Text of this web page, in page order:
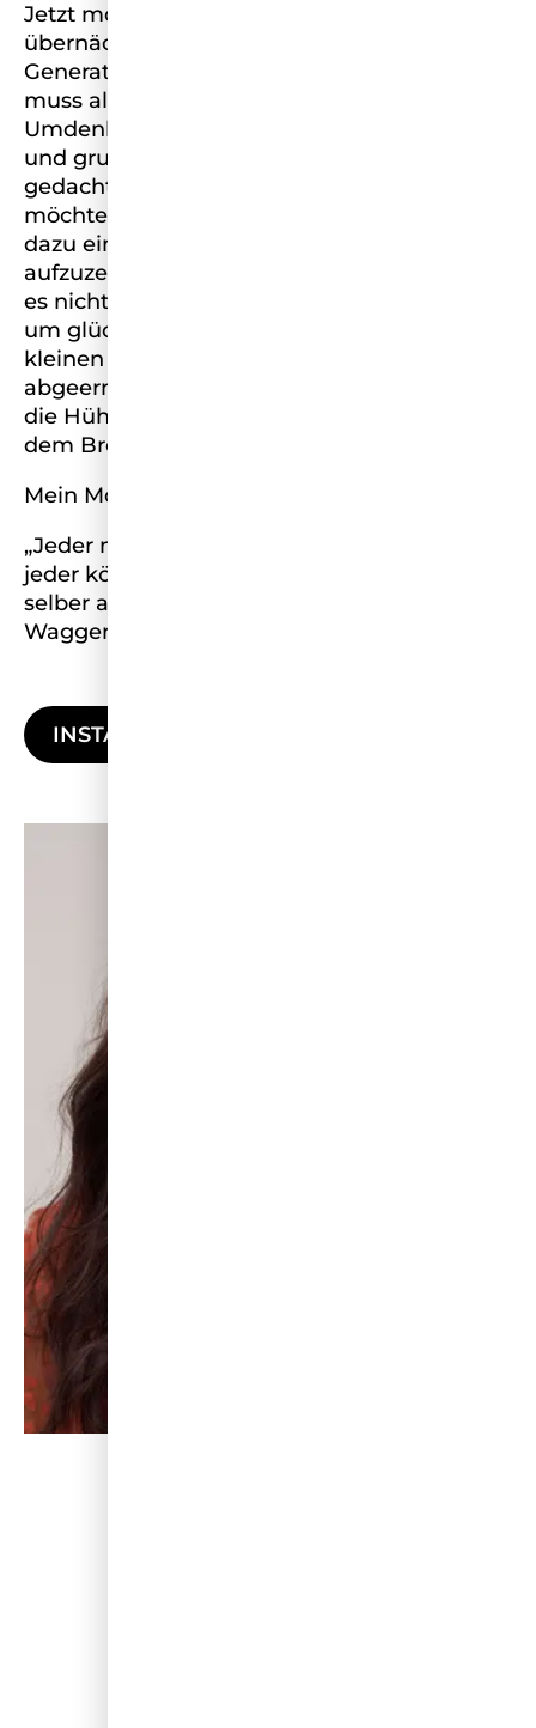
Jetzt möchte ich in der nächsten,
übernächsten und überübernächsten
Generation dasselbe ermöglichen. Dafür
muss allerdings ein gesellschaftliches
Umdenken her. Die Art wie wir essen, reisen
und grundsätzlich konsumieren muss neu
gedacht und nachhaltig werden. Deshalb
möchte ich mich und meine Reichweite
dazu einsetzen, Menschen Möglichkeiten
aufzuzeigen und sie daran zu erinnern, dass
es nicht viel Geld, Fleisch oder Fisch braucht
um glücklich zu sein. Manchmal sind es die
kleinen Dinge, wie an einem frisch
abgeernteten Feld vorbei zu spazieren oder
die Hühner vom Bauernhof nebenan mit
dem Brot von Vorgestern zu füttern.
Mein Motto:
„Jeder möchte die Welt verbessern und
jeder könnte es auch, wenn er nur bei sich
selber anfangen wollte“. (Karl Heinrich
Waggerl)
INSTAGRAM